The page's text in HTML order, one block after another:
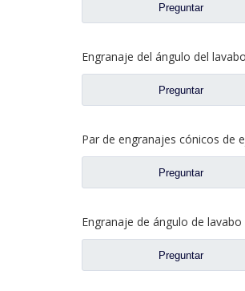
Preguntar
Preguntar
Preguntar
Preguntar